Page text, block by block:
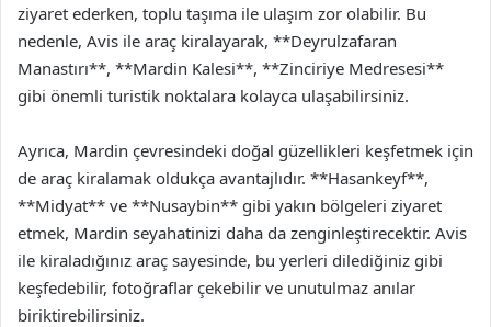
ziyaret ederken, toplu taşıma ile ulaşım zor olabilir. Bu
nedenle, Avis ile araç kiralayarak, **Deyrulzafaran
Manastırı**, **Mardin Kalesi**, **Zinciriye Medresesi**
gibi önemli turistik noktalara kolayca ulaşabilirsiniz.
Ayrıca, Mardin çevresindeki doğal güzellikleri keşfetmek için
de araç kiralamak oldukça avantajlıdır. **Hasankeyf**,
**Midyat** ve **Nusaybin** gibi yakın bölgeleri ziyaret
etmek, Mardin seyahatinizi daha da zenginleştirecektir. Avis
ile kiraladığınız araç sayesinde, bu yerleri dilediğiniz gibi
keşfedebilir, fotoğraflar çekebilir ve unutulmaz anılar
biriktirebilirsiniz.